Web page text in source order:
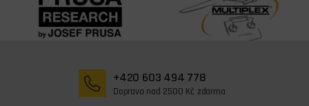
+420 603 494 778
Doprava nad 2500 Kč zdarma